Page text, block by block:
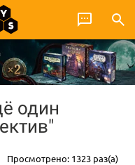
один
Просмотрено: 1323 раз(а)